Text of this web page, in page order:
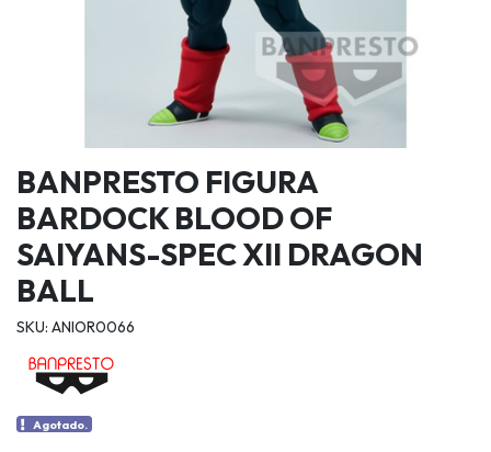
BANPRESTO FIGURA
BARDOCK BLOOD OF
SAIYANS-SPEC XII DRAGON
BALL
SKU: ANIOR0066
Agotado.